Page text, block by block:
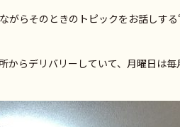
がらそのときのトピックをお話しす
からデリバリーしていて、月曜日は毎